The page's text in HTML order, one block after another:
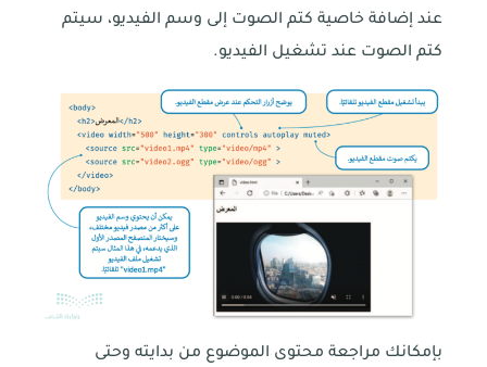
عند إضافة خاصية كتم الصوت إلى وسم الفيديو، سيتم
كتم الصوت عند تشغيل الفيديو.
بإمكانك مراجعة محتوى الموضوع من بدايته وحتى